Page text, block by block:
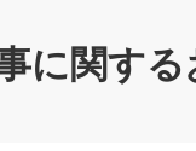
に関す